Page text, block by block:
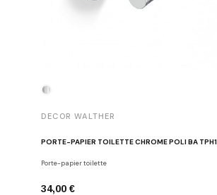
DECOR WALTHER
PORTE-PAPIER TOILETTE CHROME POLI BA TPH1
Porte-papier toilette
34,00 €